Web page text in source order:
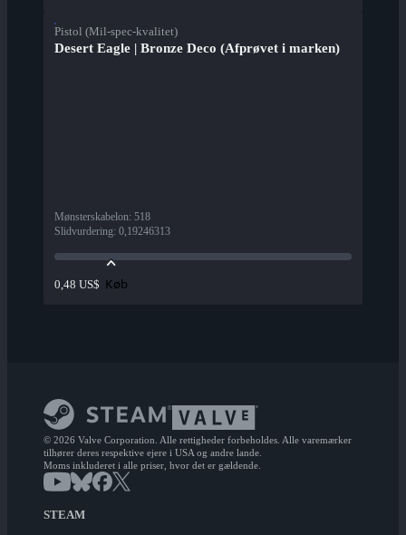
Pistol (Mil-spec-kvalitet)
Desert Eagle | Bronze Deco (Afprøvet i marken)
Mønsterskabelon: 518
Slidvurdering: 0,19246313
0,48 US$ Køb
© 2026 Valve Corporation. Alle rettigheder forbeholdes. Alle varemærker
tilhører deres respektive ejere i USA og andre lande.
Moms inkluderet i alle priser, hvor det er gældende.
STEAM